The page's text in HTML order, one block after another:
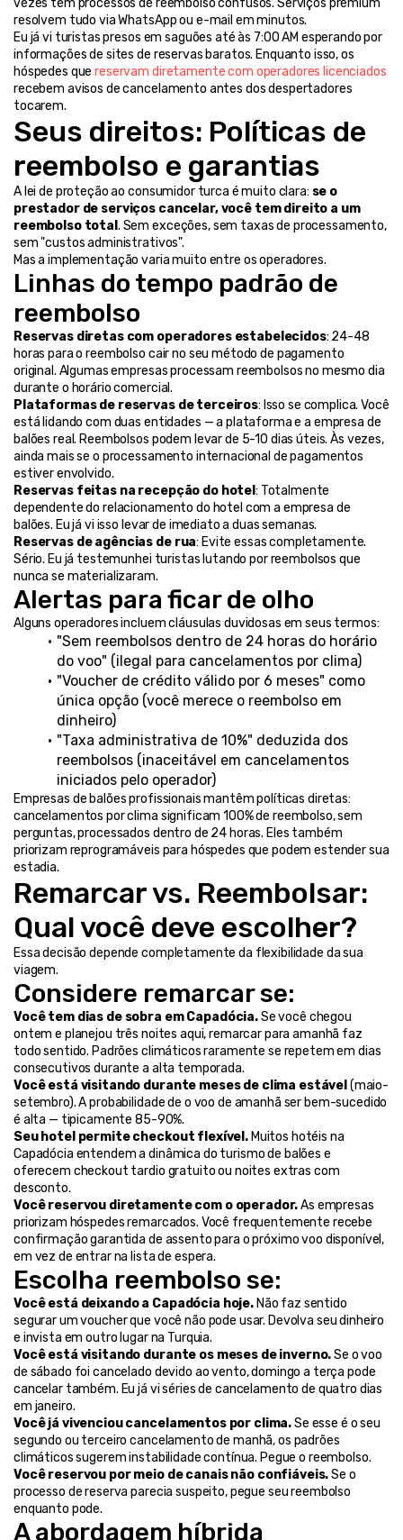
vezes têm processos de reembolso confusos. Serviços premium
resolvem tudo via WhatsApp ou e-mail em minutos.
Eu já vi turistas presos em saguões até às 7:00 AM esperando por
informações de sites de reservas baratos. Enquanto isso, os
hóspedes que reservam diretamente com operadores licenciados
recebem avisos de cancelamento antes dos despertadores
tocarem.
Seus direitos: Políticas de
reembolso e garantias
A lei de proteção ao consumidor turca é muito clara: se o
prestador de serviços cancelar, você tem direito a um
reembolso total . Sem exceções, sem taxas de processamento,
sem "custos administrativos".
Mas a implementação varia muito entre os operadores.
Linhas do tempo padrão de
reembolso
Reservas diretas com operadores estabelecidos: 24-48
horas para o reembolso cair no seu método de pagamento
original. Algumas empresas processam reembolsos no mesmo dia
durante o horário comercial.
Plataformas de reservas de terceiros: Isso se complica. Você
está lidando com duas entidades — a plataforma e a empresa de
balões real. Reembolsos podem levar de 5-10 dias úteis. Às vezes,
ainda mais se o processamento internacional de pagamentos
estiver envolvido.
Reservas feitas na recepção do hotel : Totalmente
dependente do relacionamento do hotel com a empresa de
balões. Eu já vi isso levar de imediato a duas semanas.
Reservas de agências de rua: Evite essas completamente.
Sério. Eu já testemunhei turistas lutando por reembolsos que
nunca se materializaram.
Alertas para ficar de olho
Alguns operadores incluem cláusulas duvidosas em seus termos:
"Sem reembolsos dentro de 24 horas do horário
do voo" (ilegal para cancelamentos por clima)
"Voucher de crédito válido por 6 meses" como
única opção (você merece o reembolso em
dinheiro)
"Taxa administrativa de 10%" deduzida dos
reembolsos (inaceitável em cancelamentos
iniciados pelo operador)
Empresas de balões profissionais mantêm políticas diretas:
cancelamentos por clima significam 100% de reembolso, sem
perguntas, processados dentro de 24 horas. Eles também
priorizam reprogramáveis para hóspedes que podem estender sua
estadia.
Remarcar vs. Reembolsar:
Qual você deve escolher?
Essa decisão depende completamente da flexibilidade da sua
viagem.
Considere remarcar se:
Você tem dias de sobra em Capadócia. Se você chegou
ontem e planejou três noites aqui, remarcar para amanhã faz
todo sentido. Padrões climáticos raramente se repetem em dias
consecutivos durante a alta temporada.
Você está visitando durante meses de clima estável (maio-
setembro). A probabilidade de o voo de amanhã ser bem-sucedido
é alta — tipicamente 85-90%.
Seu hotel permite checkout flexível. Muitos hotéis na
Capadócia entendem a dinâmica do turismo de balões e
oferecem checkout tardio gratuito ou noites extras com
desconto.
Você reservou diretamente com o operador. As empresas
priorizam hóspedes remarcados. Você frequentemente recebe
confirmação garantida de assento para o próximo voo disponível,
em vez de entrar na lista de espera.
Escolha reembolso se:
Você está deixando a Capadócia hoje. Não faz sentido
segurar um voucher que você não pode usar. Devolva seu dinheiro
e invista em outro lugar na Turquia.
Você está visitando durante os meses de inverno. Se o voo
de sábado foi cancelado devido ao vento, domingo a terça pode
cancelar também. Eu já vi séries de cancelamento de quatro dias
em janeiro.
Você já vivenciou cancelamentos por clima. Se esse é o seu
segundo ou terceiro cancelamento de manhã, os padrões
climáticos sugerem instabilidade contínua. Pegue o reembolso.
Você reservou por meio de canais não confiáveis. Se o
processo de reserva parecia suspeito, pegue seu reembolso
enquanto pode.
A abordagem híbrida